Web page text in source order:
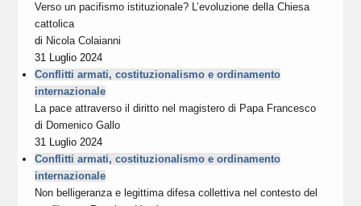
Verso un pacifismo istituzionale? L’evoluzione della Chiesa
cattolica
di Nicola Colaianni
31 Luglio 2024
Conflitti armati, costituzionalismo e ordinamento
internazionale
La pace attraverso il diritto nel magistero di Papa Francesco
di Domenico Gallo
31 Luglio 2024
Conflitti armati, costituzionalismo e ordinamento
internazionale
Non belligeranza e legittima difesa collettiva nel contesto del